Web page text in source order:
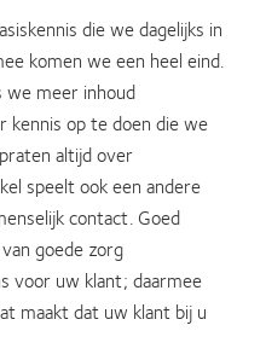
die we dagelijks in
komen we een heel eind.
we meer inhoud
kennis op te doen die we
altijd over
speelt ook een andere
contact. Goed
goede zorg
voor uw klant; daarmee
maakt dat uw klant bij u